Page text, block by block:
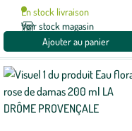
En stock livraison
Voir stock magasin
Ajouter au panier